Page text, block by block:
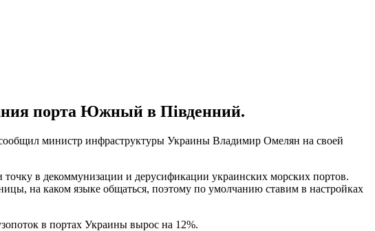
порта Южный в Південний.
министр инфраструктуры Украины Владимир Омелян на своей
в декоммунизации и дерусификации украинских морских портов.
на каком языке общаться, поэтому по умолчанию ставим в настройках
в портах Украины вырос на 12%.